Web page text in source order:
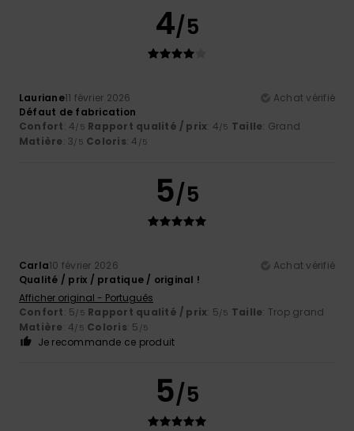
4/5
Lauriane11 février 2026
Achat vérifié
Défaut de fabrication
Confort: 4/5 Rapport qualité / prix: 4/5 Taille: Grand
Matière: 3/5 Coloris: 4 /5
5/5
Carla10 février 2026
Achat vérifié
Qualité / prix / pratique / original !
Afficher original - Português
Confort: 5/5 Rapport qualité / prix: 5/5 Taille: Trop grand
Matière: 4/5 Coloris: 5 /5
Je recommande ce produit
5/5